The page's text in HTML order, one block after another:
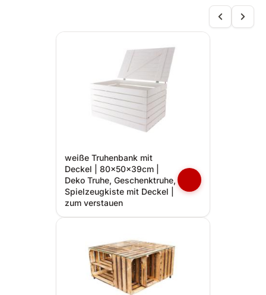
weiße Truhenbank mit
Deckel | 80x50x39cm |
Deko Truhe, Geschenktruhe,
Spielzeugkiste mit Deckel |
zum verstauen